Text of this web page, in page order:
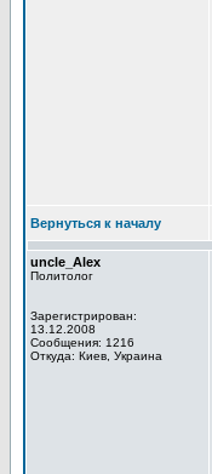
Вернуться к началу
uncle_Alex
Политолог
Зарегистрирован:
13.12.2008
Сообщения: 1216
Откуда: Киев, Украина